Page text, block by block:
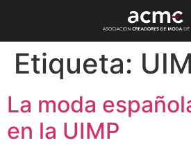
Etiqueta:
La moda
en la UIMP